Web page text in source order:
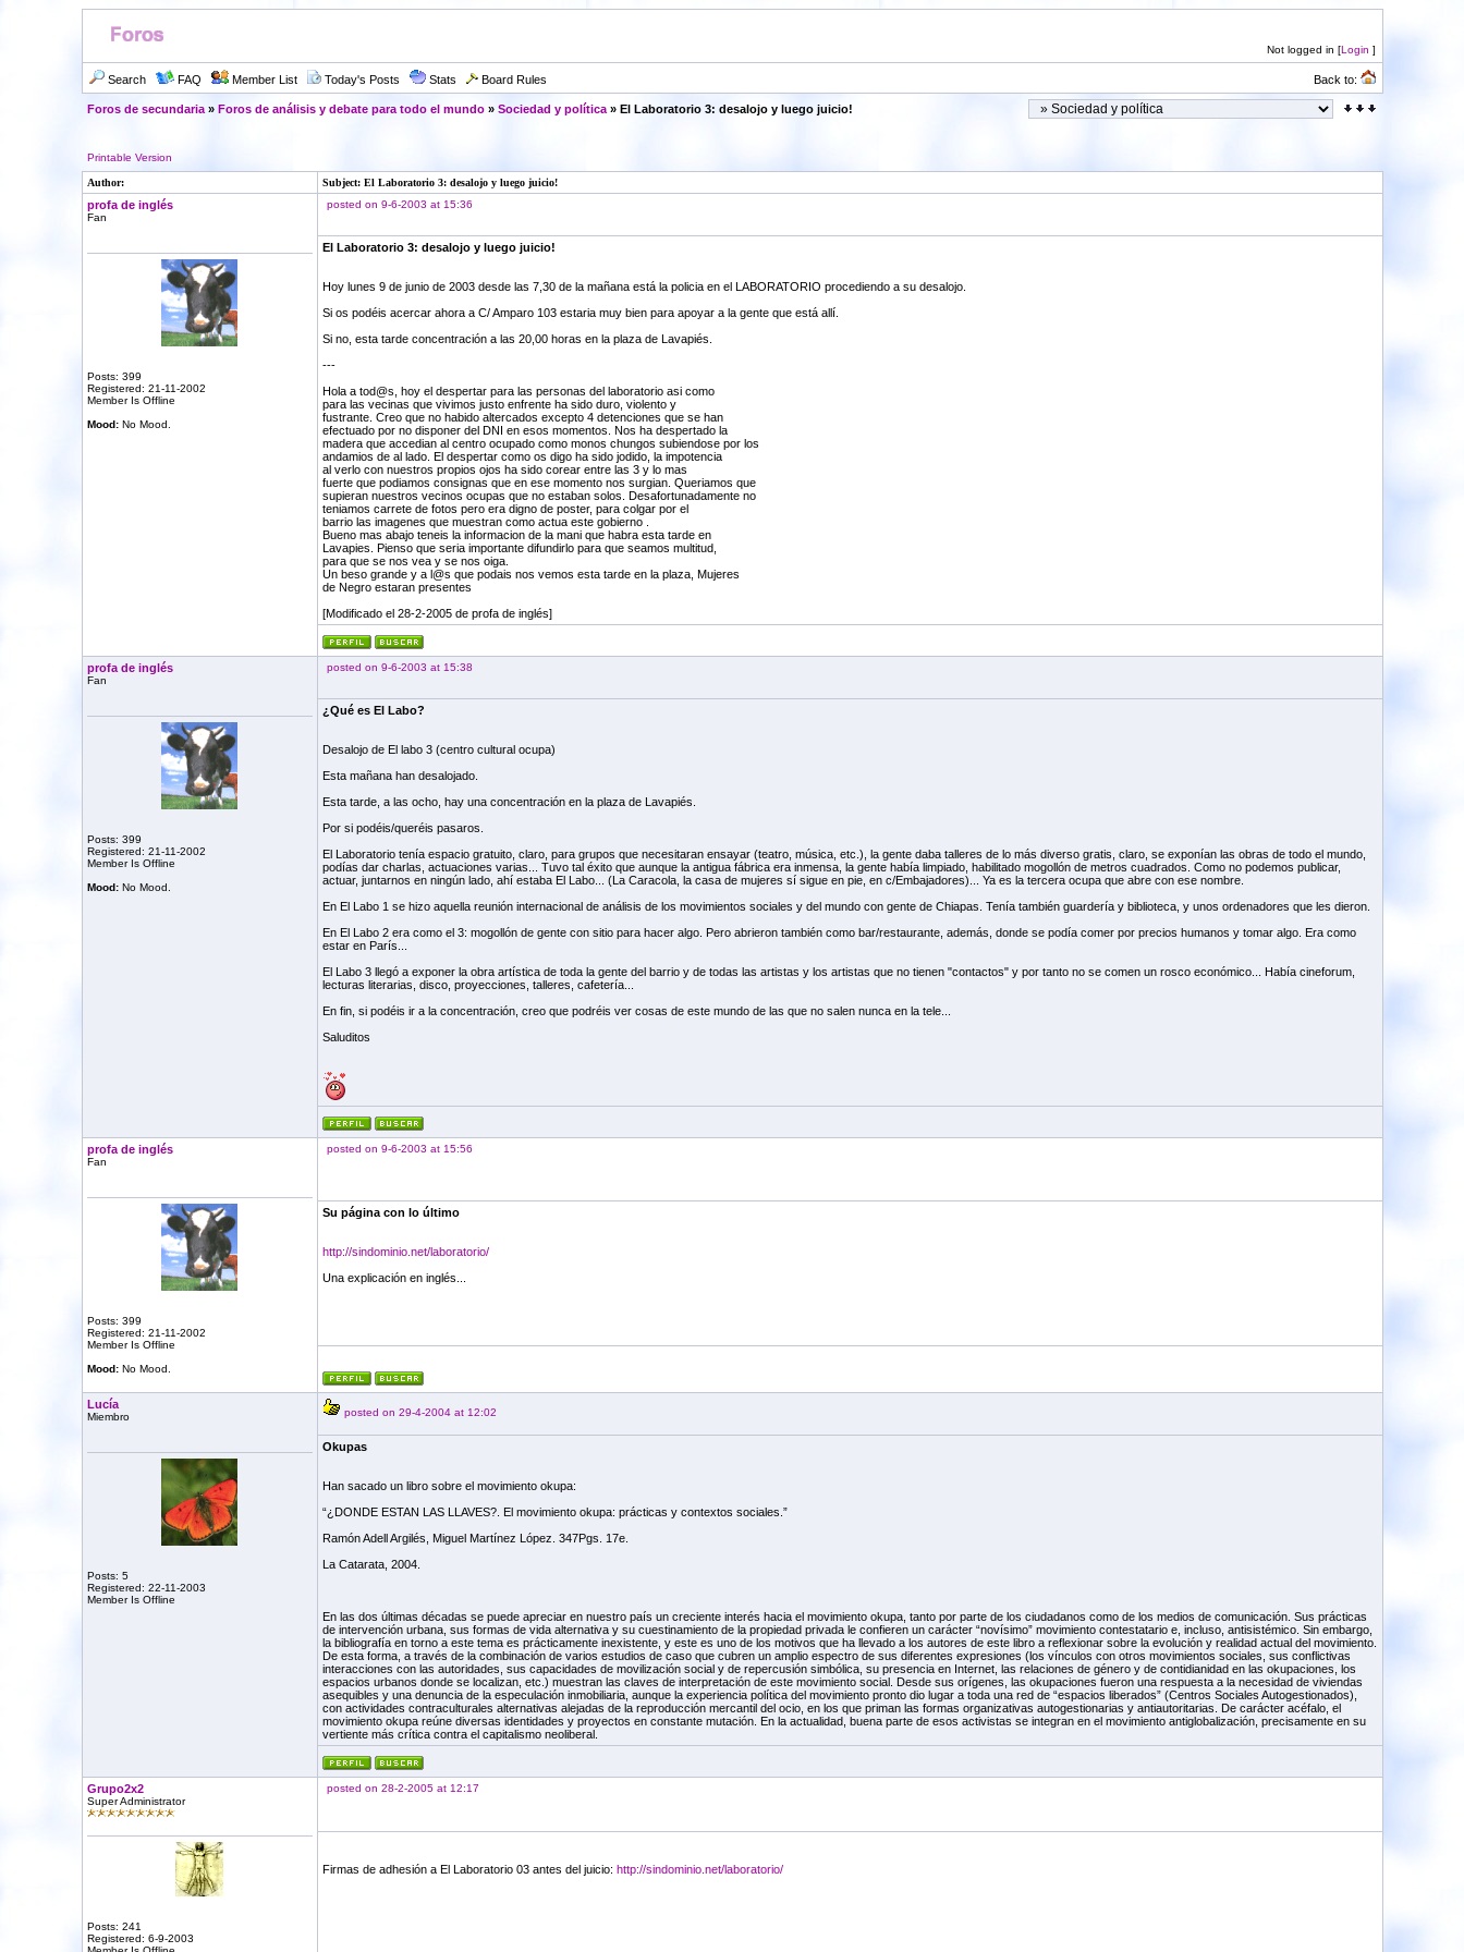
Not logged in [Login ]
Search FAQ Member List Today's Posts Stats Board Rules Back to:
Foros de secundaria» Foros de análisis y debate para todo el mundo» Sociedad y política» El Laboratorio 3: desalojo y luego juicio!
Printable Version
Author: Subject: El Laboratorio 3: desalojo y luego juicio!
profa de inglés
Fan
Posts: 399
Registered: 21-11-2002
Member Is Offline
Mood:No Mood.
posted on 9-6-2003 at 15:36
El Laboratorio 3: desalojo y luego juicio!
Hoy lunes 9 de junio de 2003 desde las 7,30 de la mañana está la policia en el LABORATORIO procediendo a su desalojo.
Si os podéis acercar ahora a C/ Amparo 103 estaria muy bien para apoyar a la gente que está allí.
Si no, esta tarde concentración a las 20,00 horas en la plaza de Lavapiés.
---
Hola a tod@s, hoy el despertar para las personas del laboratorio asi como
para las vecinas que vivimos justo enfrente ha sido duro, violento y
fustrante. Creo que no habido altercados excepto 4 detenciones que se han
efectuado por no disponer del DNI en esos momentos. Nos ha despertado la
madera que accedian al centro ocupado como monos chungos subiendose por los
andamios de al lado. El despertar como os digo ha sido jodido, la impotencia
al verlo con nuestros propios ojos ha sido corear entre las 3 y lo mas
fuerte que podiamos consignas que en ese momento nos surgian. Queriamos que
supieran nuestros vecinos ocupas que no estaban solos. Desafortunadamente no
teniamos carrete de fotos pero era digno de poster, para colgar por el
barrio las imagenes que muestran como actua este gobierno .
Bueno mas abajo teneis la informacion de la mani que habra esta tarde en
Lavapies. Pienso que seria importante difundirlo para que seamos multitud,
para que se nos vea y se nos oiga.
Un beso grande y a l@s que podais nos vemos esta tarde en la plaza, Mujeres
de Negro estaran presentes
[Modificado el 28-2-2005 de profa de inglés]
profa de inglés
Fan
Posts: 399
Registered: 21-11-2002
Member Is Offline
Mood:No Mood.
posted on 9-6-2003 at 15:38
¿Qué es El Labo?
Desalojo de El labo 3 (centro cultural ocupa)
Esta mañana han desalojado.
Esta tarde, a las ocho, hay una concentración en la plaza de Lavapiés.
Por si podéis/queréis pasaros.
El Laboratorio tenía espacio gratuito, claro, para grupos que necesitaran ensayar (teatro, música, etc.), la gente daba talleres de lo más diverso gratis, claro, se exponían las obras de todo el mundo,
podías dar charlas, actuaciones varias... Tuvo tal éxito que aunque la antigua fábrica era inmensa, la gente había limpiado, habilitado mogollón de metros cuadrados. Como no podemos publicar,
actuar, juntarnos en ningún lado, ahí estaba El Labo... (La Caracola, la casa de mujeres sí sigue en pie, en c/Embajadores)... Ya es la tercera ocupa que abre con ese nombre.
En El Labo 1 se hizo aquella reunión internacional de análisis de los movimientos sociales y del mundo con gente de Chiapas. Tenía también guardería y biblioteca, y unos ordenadores que les dieron.
En El Labo 2 era como el 3: mogollón de gente con sitio para hacer algo. Pero abrieron también como bar/restaurante, además, donde se podía comer por precios humanos y tomar algo. Era como
estar en París...
El Labo 3 llegó a exponer la obra artística de toda la gente del barrio y de todas las artistas y los artistas que no tienen "contactos" y por tanto no se comen un rosco económico... Había cineforum,
lecturas literarias, disco, proyecciones, talleres, cafetería...
En fin, si podéis ir a la concentración, creo que podréis ver cosas de este mundo de las que no salen nunca en la tele...
Saluditos
profa de inglés
Fan
Posts: 399
Registered: 21-11-2002
Member Is Offline
Mood:No Mood.
posted on 9-6-2003 at 15:56
Su página con lo último
http://sindominio.net/laboratorio/
Una explicación en inglés...
Lucía
Miembro
Posts: 5
Registered: 22-11-2003
Member Is Offline
posted on 29-4-2004 at 12:02
Okupas
Han sacado un libro sobre el movimiento okupa:
“¿DONDE ESTAN LAS LLAVES?. El movimiento okupa: prácticas y contextos sociales.”
Ramón Adell Argilés, Miguel Martínez López. 347Pgs. 17e.
La Catarata, 2004.
En las dos últimas décadas se puede apreciar en nuestro país un creciente interés hacia el movimiento okupa, tanto por parte de los ciudadanos como de los medios de comunicación. Sus prácticas
de intervención urbana, sus formas de vida alternativa y su cuestinamiento de la propiedad privada le confieren un carácter “novísimo” movimiento contestatario e, incluso, antisistémico. Sin embargo,
la bibliografía en torno a este tema es prácticamente inexistente, y este es uno de los motivos que ha llevado a los autores de este libro a reflexionar sobre la evolución y realidad actual del movimiento.
De esta forma, a través de la combinación de varios estudios de caso que cubren un amplio espectro de sus diferentes expresiones (los vínculos con otros movimientos sociales, sus conflictivas
interacciones con las autoridades, sus capacidades de movilización social y de repercusión simbólica, su presencia en Internet, las relaciones de género y de contidianidad en las okupaciones, los
espacios urbanos donde se localizan, etc.) muestran las claves de interpretación de este movimiento social. Desde sus orígenes, las okupaciones fueron una respuesta a la necesidad de viviendas
asequibles y una denuncia de la especulación inmobiliaria, aunque la experiencia política del movimiento pronto dio lugar a toda una red de “espacios liberados” (Centros Sociales Autogestionados),
con actividades contraculturales alternativas alejadas de la reproducción mercantil del ocio, en los que priman las formas organizativas autogestionarias y antiautoritarias. De carácter acéfalo, el
movimiento okupa reúne diversas identidades y proyectos en constante mutación. En la actualidad, buena parte de esos activistas se integran en el movimiento antiglobalización, precisamente en su
vertiente más crítica contra el capitalismo neoliberal.
Grupo2x2
Super Administrator
Posts: 241
Registered: 6-9-2003
posted on 28-2-2005 at 12:17
Firmas de adhesión a El Laboratorio 03 antes del juicio: http://sindominio.net/laboratorio/